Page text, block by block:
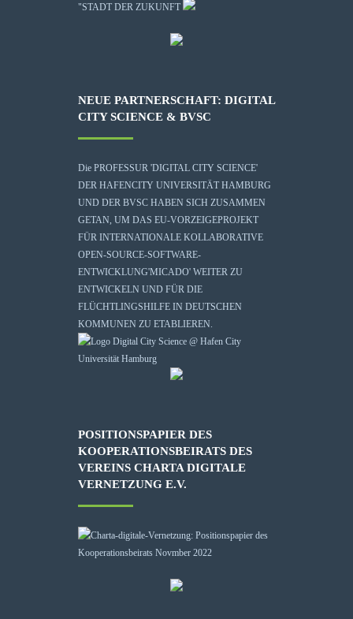
"STADT DER ZUKUNFT
NEUE PARTNERSCHAFT: DIGITAL
CITY SCIENCE & BVSC
Die PROFESSUR 'DIGITAL CITY SCIENCE'
DER HAFENCITY UNIVERSITÄT HAMBURG
UND DER BVSC HABEN SICH ZUSAMMEN
GETAN, UM DAS EU-VORZEIGEPROJEKT
FÜR INTERNATIONALE KOLLABORATIVE
OPEN-SOURCE-SOFTWARE-
ENTWICKLUNG'MICADO' WEITER ZU
ENTWICKELN UND FÜR DIE
FLÜCHTLINGSHILFE IN DEUTSCHEN
KOMMUNEN ZU ETABLIEREN.
POSITIONSPAPIER DES
KOOPERATIONSBEIRATS DES
VEREINS CHARTA DIGITALE
VERNETZUNG E.V.